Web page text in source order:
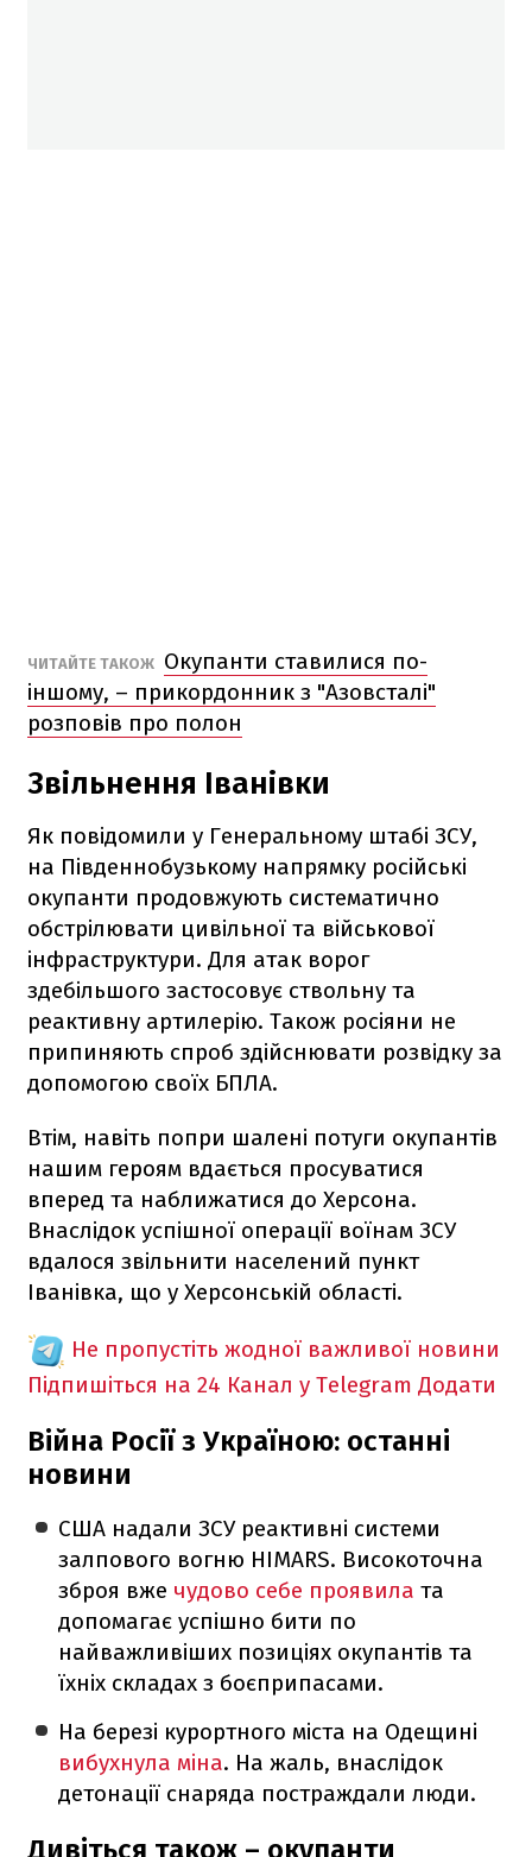
ЧИТАЙТЕ ТАКОЖ Окупанти ставилися по-
іншому, – прикордонник з "Азовсталі"
розповів про полон
Звільнення Іванівки
Як повідомили у Генеральному штабі ЗСУ,
на Південнобузькому напрямку російські
окупанти продовжують систематично
обстрілювати цивільної та військової
інфраструктури. Для атак ворог
здебільшого застосовує ствольну та
реактивну артилерію. Також росіяни не
припиняють спроб здійснювати розвідку за
допомогою своїх БПЛА.
Втім, навіть попри шалені потуги окупантів
нашим героям вдається просуватися
вперед та наближатися до Херсона.
Внаслідок успішної операції воїнам ЗСУ
вдалося звільнити населений пункт
Іванівка, що у Херсонській області.
Не пропустіть жодної важливої новини
Підпишіться на 24 Канал у Telegram Додати
Війна Росії з Україною: останні
новини
США надали ЗСУ реактивні системи
залпового вогню HIMARS. Високоточна
зброя вже чудово себе проявила та
допомагає успішно бити по
найважливіших позиціях окупантів та
їхніх складах з боєприпасами.
На березі курортного міста на Одещині
вибухнула міна. На жаль, внаслідок
детонації снаряда постраждали люди.
Дивіться також – окупанти